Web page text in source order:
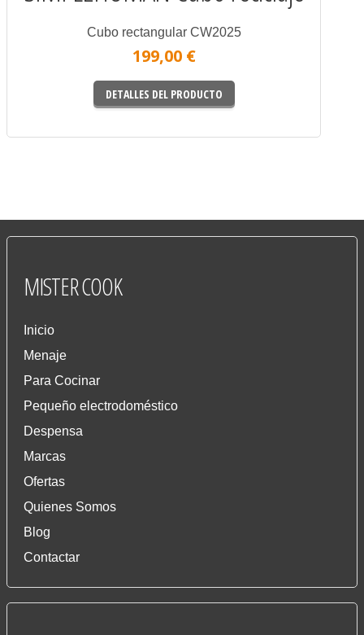
Cubo rectangular CW2025
199,00 €
DETALLES DEL PRODUCTO
MISTERCOOK
Inicio
Menaje
Para Cocinar
Pequeño electrodoméstico
Despensa
Marcas
Ofertas
Quienes Somos
Blog
Contactar